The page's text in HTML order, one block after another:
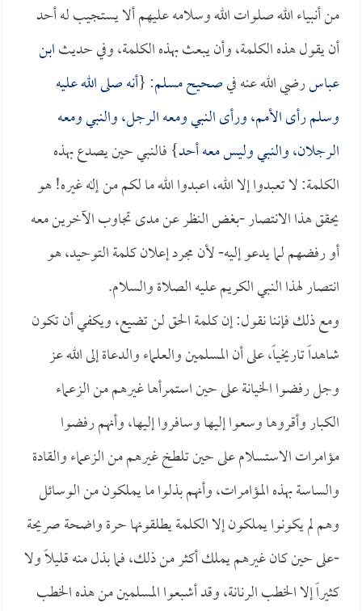
من أنبياء الله صلوات الله وسلامه عليهم ألا يستجيب له أحد
أن يقول هذه الكلمة، وأن يبعث بهذه الكلمة، وفي حديثابن
عباسرضي الله عنه فيصحيح مسلم: {أنه صلى الله عليه
وسلم رأى الأمم، ورأى النبي ومعه الرجل، والنبي ومعه
الرجلان، والنبي وليس معه أحد} فالنبي حين يصدع بهذه
الكلمة: لا تعبدوا إلا الله، اعبدوا الله ما لكم من إله غيره! هو
يحقق هذا الانتصار -بغض النظر عن مدى تجاوب الآخرين معه
أو رفضهم لما يدعو إليه- لأن مجرد إعلان كلمة التوحيد، هو
انتصار لهذا النبي الكريم عليه الصلاة والسلام.
ومع ذلك فإننا نقول: إن كلمة الحق لن تضيع، ويكفي أن تكون
شاهداً تاريخياً، على أن المسلمين والعلماء والدعاة إلى الله عز
وجل رفضوا الخيانة على حين استمرأها غيرهم من الزعماء
الكبار وأقروها وسعوا إليها وسافروا إليها، وأنهم رفضوا
مؤامرات الاستسلام على حين تلطخ غيرهم من الزعماء والقادة
والساسة بهذه المؤامرات، وأنهم بذلوا ما يملكون من الوسائل
وهم لم يكونوا يملكون إلا الكلمة يطلقونها حرة واضحة صريحة
-على حين كان غيرهم يملك أكثر من ذلك، فما بذل منه قليلاً ولا
كثيراً إلا الخطب الرنانة، وقد أشبعوا المسلمين من هذه الخطب